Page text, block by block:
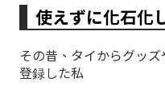
使えずに化石化
その昔、タイからグッ
登録した私